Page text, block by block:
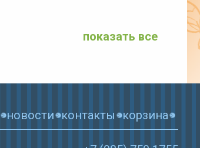
показать все
новости контакты корзина